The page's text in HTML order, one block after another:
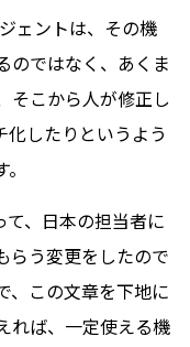
ェントは、その機
のではなく、あくま
そこから人が修正し
化したりというよう
、日本の担当者に
らう変更をしたので
、この文章を下地に
れば、一定使える機